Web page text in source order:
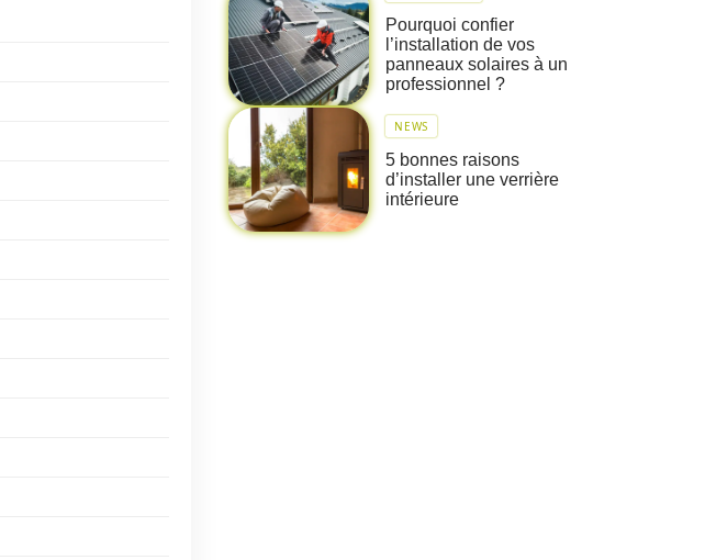
Pourquoi confier
l’installation de vos
panneaux solaires à un
professionnel ?
NEWS
5 bonnes raisons
d’installer une verrière
intérieure